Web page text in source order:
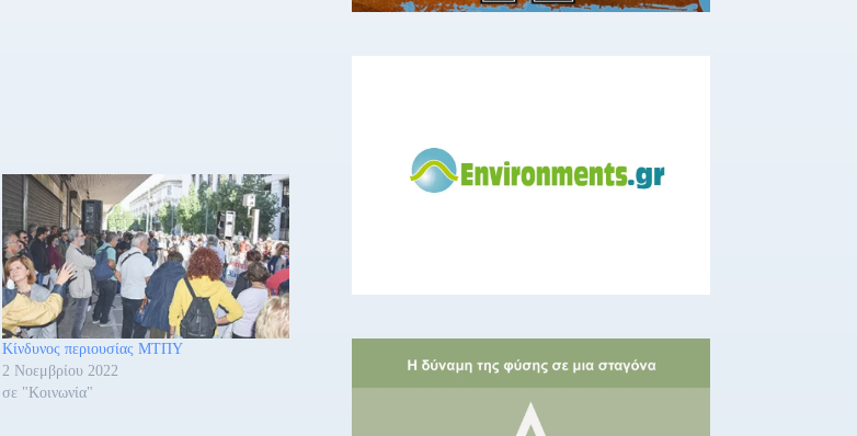
Κίνδυνος περιουσίας ΜΤΠΥ
2 Νοεμβρίου 2022
σε "Κοινωνία"